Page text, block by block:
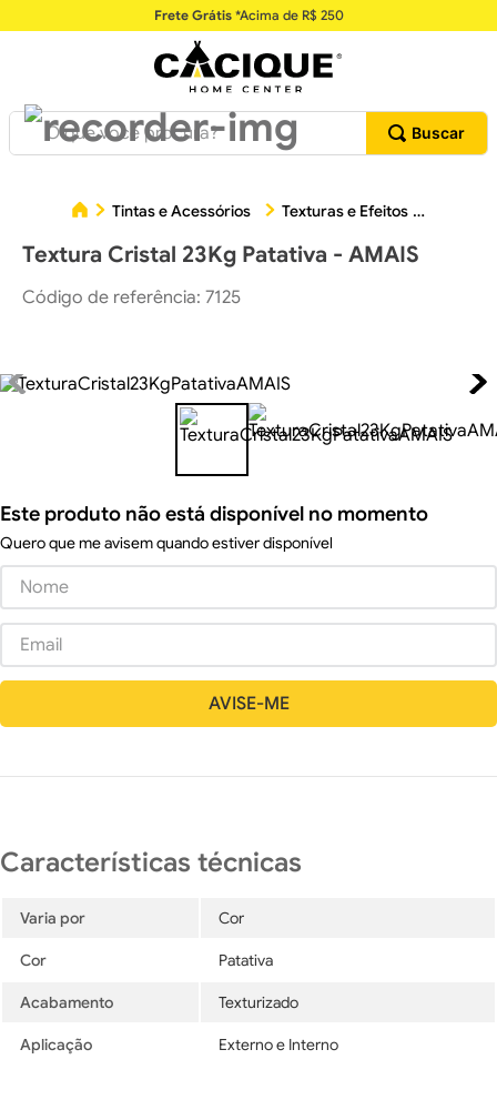
Frete Grátis*Acima de R$ 250
O que você procura?
Tintas e Acessórios Texturas e Efeitos
Textura Cristal 23Kg Patativa - AMAIS
Código de referência: 7125
Este produto não está disponível no momento
Quero que me avisem quando estiver disponível
Varia por Cor
Cor Patativa
Acabamento Texturizado
Aplicação Externo e Interno